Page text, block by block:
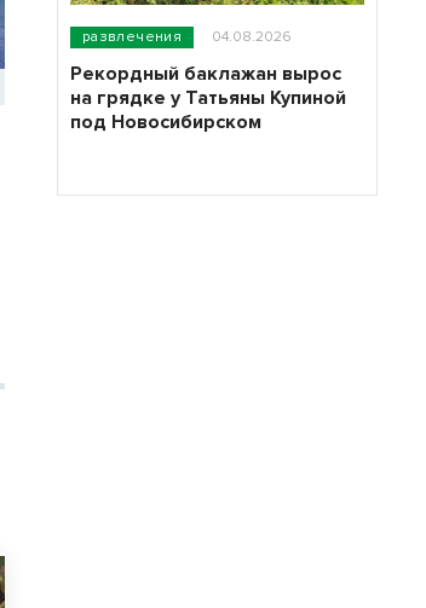
развлечения 04.08.2026
Рекордный баклажан вырос
на грядке у Татьяны Купиной
под Новосибирском